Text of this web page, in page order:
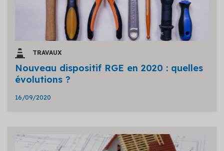
TRAVAUX
Nouveau dispositif RGE en 2020 : quelles
évolutions ?
16/09/2020